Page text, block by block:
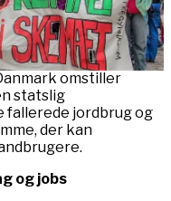
omstiller
statslig
fallerede jordbrug og
der kan
og jobs